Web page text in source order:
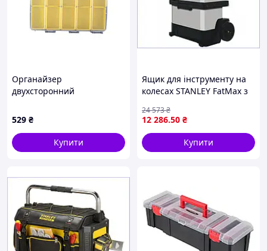
Органайзер
двухсторонний
370х300х80 мм 15
секций/10 лотков 79-3131
5P9547T1B1
529 ₴
Купити
Ящик для інструменту на
колесах STANLEY FatMax з
зберігання і
транспортування
інструментів
12 286.50 ₴
24 573₴
Купити